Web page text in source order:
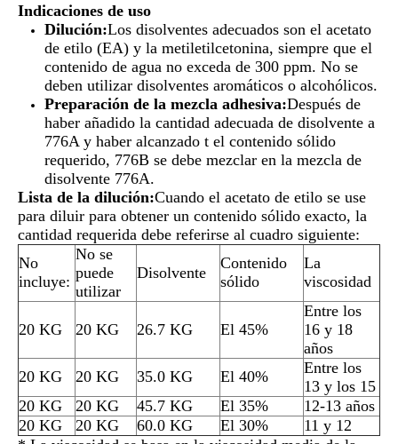
Indicaciones de uso
Dilución:Los disolventes adecuados son el acetato
de etilo (EA) y la metiletilcetonina, siempre que el
contenido de agua no exceda de 300 ppm. No se
deben utilizar disolventes aromáticos o alcohólicos.
Preparación de la mezcla adhesiva:Después de
haber añadido la cantidad adecuada de disolvente a
776A y haber alcanzado t el contenido sólido
requerido, 776B se debe mezclar en la mezcla de
disolvente 776A.
Lista de la dilución:Cuando el acetato de etilo se use
para diluir para obtener un contenido sólido exacto, la
cantidad requerida debe referirse al cuadro siguiente:
No
incluye:
No se
puede
utilizar
Disolvente
Contenido
sólido
La
viscosidad
20 KG 20 KG 26.7 KG El 45%
Entre los
16 y 18
años
20 KG
20 KG 35.0 KG El 40%
Entre los
13 y los 15
20 KG
20 KG 45.7 KG El 35%
12-13 años
20 KG
20 KG 60.0 KG El 30%
11 y 12